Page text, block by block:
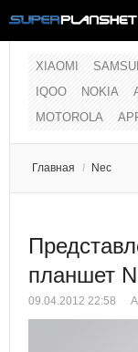
XIAOMI
IQOO
NOKIA
MOTOROLA
Главная / Nec
планшет
09.04.2012 22:58